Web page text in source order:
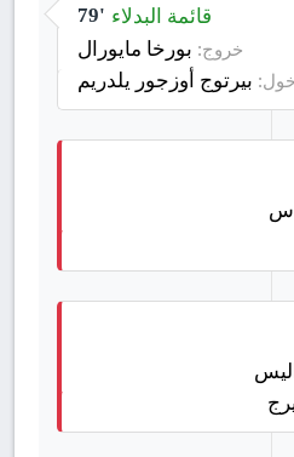
79' قائمة البدلاء
خروج: بورخا مايورال
بيرتوج أوزجور يلدريم